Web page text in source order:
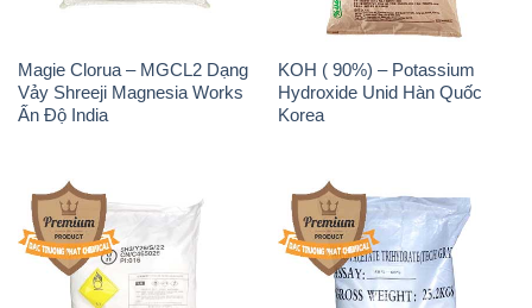
Magie Clorua – MGCL2 Dạng
Vảy Shreeji Magnesia Works
Ấn Độ India
KOH ( 90%) – Potassium
Hydroxide Unid Hàn Quốc
Korea